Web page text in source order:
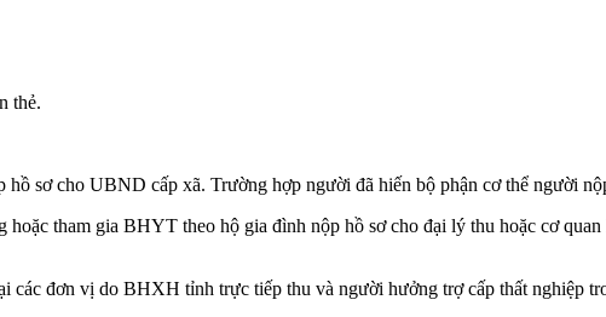
thẻ.
sơ cho UBND cấp xã. Trường hợp người đã hiến bộ phận cơ thể người
hoặc tham gia BHYT theo hộ gia đình nộp hồ sơ cho đại lý thu hoặc cơ
đơn vị do BHXH tỉnh trực tiếp thu và người hưởng trợ cấp thất nghiệp